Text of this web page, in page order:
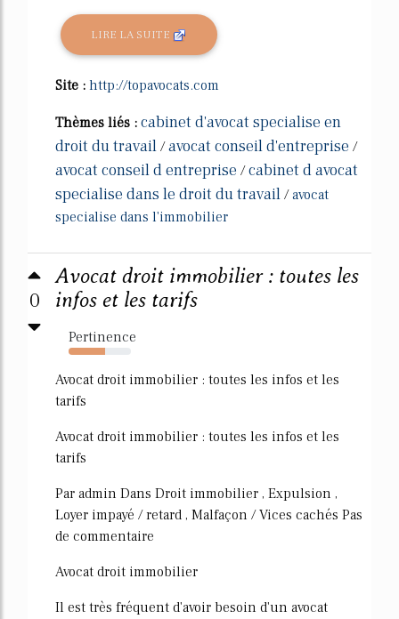
LIRE LA SUITE
Site : http://topavocats.com
Thèmes liés : cabinet d'avocat specialise en
droit du travail /avocat conseil d'entreprise /
avocat conseil d entreprise /cabinet d avocat
specialise dans le droit du travail /avocat
specialise dans l'immobilier
0
Avocat droit immobilier : toutes les
infos et les tarifs
Pertinence
59%
Avocat droit immobilier : toutes les infos et les
tarifs
Avocat droit immobilier : toutes les infos et les
tarifs
Par admin Dans Droit immobilier , Expulsion ,
Loyer impayé / retard , Malfaçon / Vices cachés Pas
de commentaire
Avocat droit immobilier
Il est très fréquent d'avoir besoin d'un avocat